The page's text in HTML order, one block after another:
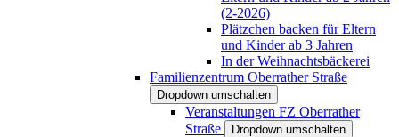
(2-2026)
Plätzchen backen für Eltern
und Kinder ab 3 Jahren
In der Weihnachtsbäckerei
Familienzentrum Oberrather Straße
Dropdown umschalten
Veranstaltungen FZ Oberrather
Straße
Dropdown umschalten